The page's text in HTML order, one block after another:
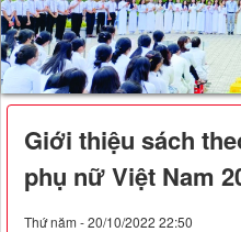
Giới thiệu sách
phụ nữ Việt Nam
Thứ năm - 20/10/2022 22:50